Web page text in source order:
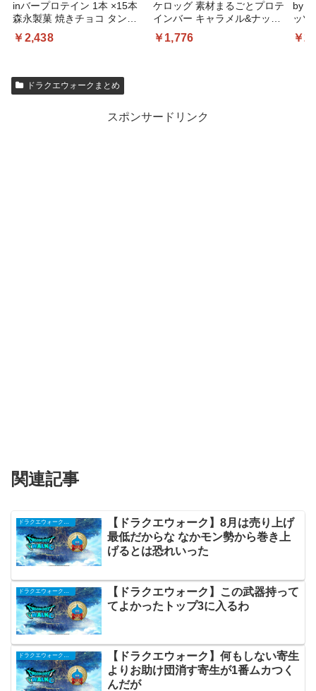
inバープロテイン 1本 ×15本
森永製菓 焼きチョコ タンパ
ク質 ビタミンB群7種 国産
￥2,438
ケロッグ 素材まるごとプロテ
インバー キャラメル&ナッツ
12本セット
￥1,776
by
ッツ
ッ
￥
ドラクエウォークまとめ
スポンサードリンク
関連記事
ドラクエウォークまとめ
【ドラクエウォーク】8月は売り上げ
最低だからな なかモン勢から巻き上
げるとは恐れいった
【ドラクエウォーク】この武器持って
てよかったトップ3に入るわ
【ドラクエウォーク】何もしない寄生
よりお助け団消す寄生が1番ムカつく
んだが